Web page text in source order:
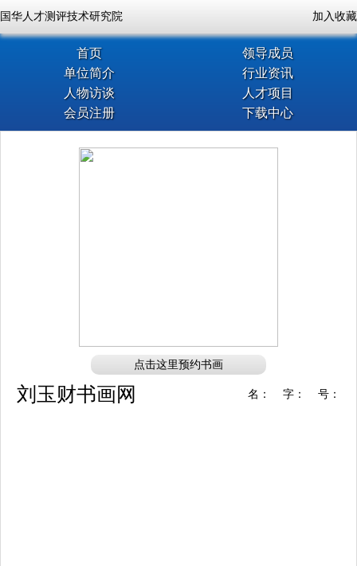
密 码
密 码
国华人才测评技术研究院 加入收藏
首页
领导成员
单位简介
行业资讯
人物访谈
人才项目
会员注册
下载中心
点击这里预约书画
刘玉财书画网 名： 字： 号：